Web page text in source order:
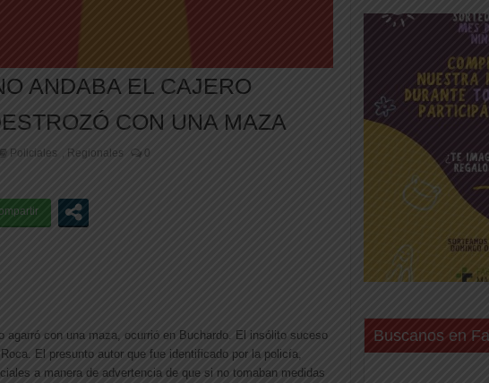
ANDABA EL CAJERO
CON UNA MAZA
Policiales Regionales 0
agarró con una maza, ocurrió en Buchardo. El insólito suceso
El presunto autor que fue identificado por la policía,
a manera de advertencia de que si no tomaban medidas
Buscanos en